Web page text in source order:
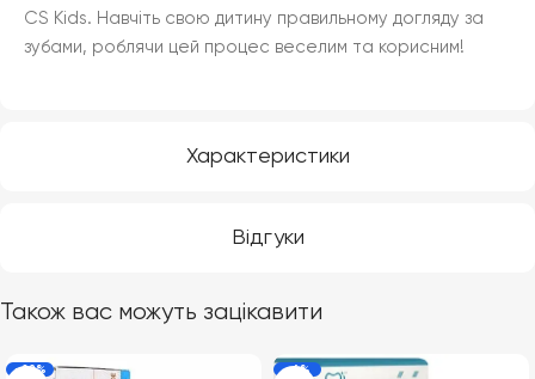
Характеристики
Відгуки
CS Kids. Навчіть свою дитину правильному догляду за
зубами, роблячи цей процес веселим та корисним!
Також вас можуть зацікавити
-22% -6%